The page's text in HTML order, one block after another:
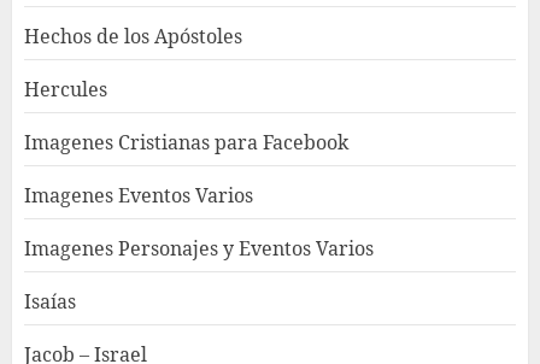
Hechos de los Apóstoles
Hercules
Imagenes Cristianas para Facebook
Imagenes Eventos Varios
Imagenes Personajes y Eventos Varios
Isaías
Jacob – Israel